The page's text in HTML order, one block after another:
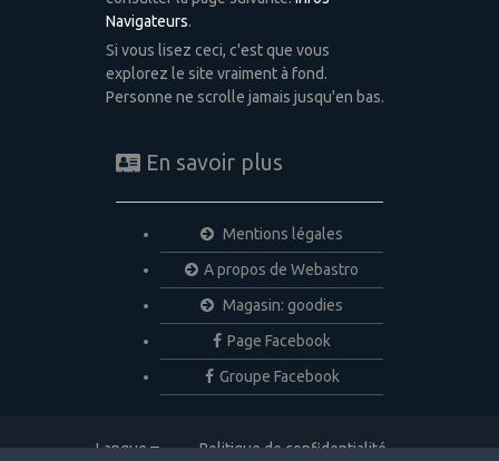
Navigateurs.
Si vous lisez ceci, c'est que vous
explorez le site vraiment à fond.
Personne ne scrolle jamais jusqu'en bas.
En savoir plus
Mentions légales
A propos de Webastro
Magasin: goodies
Page Facebook
Groupe Facebook
Langue Politique de confidentialité